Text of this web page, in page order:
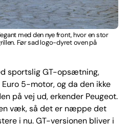
med den nye front, hvor en stor
Før sad logo-dyret oven på
sportslig GT-opsætning,
5-motor, og da den ikke
på vej ud, erkender Peugeot.
væk, så det er næppe det
i nu. GT-versionen bliver i